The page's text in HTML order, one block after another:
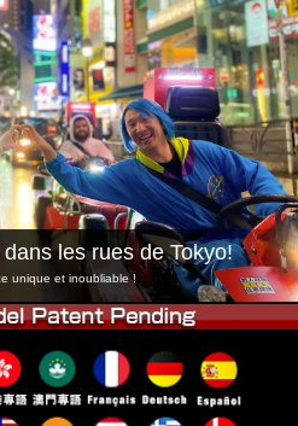
Avis FAQ
Réservation
de Magasin
Tokyo Akihabara#1
Tokyo Shibuya
Baie de Tokyo
Osaka
les rues de Tokyo!
unique et inoubliable !